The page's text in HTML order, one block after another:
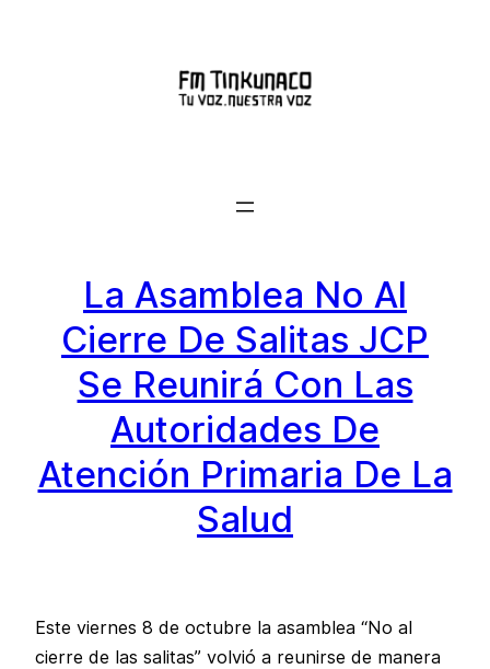
La Asamblea No Al
Cierre De Salitas JCP
Se Reunirá Con Las
Autoridades De
Atención Primaria De La
Salud
Este viernes 8 de octubre la asamblea “No al
cierre de las salitas” volvió a reunirse de manera